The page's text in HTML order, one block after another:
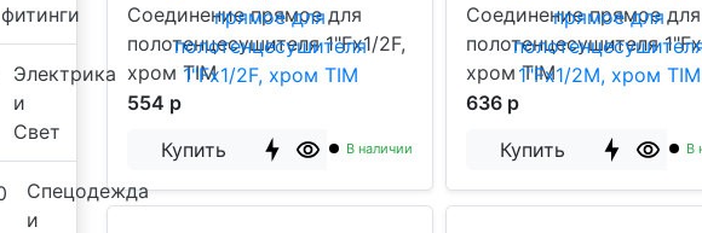
фитинги
Электрика
и
Свет
Спецодежда
и
Соединение прямое для
полотенцесушителя 1"Fx1/2F,
хром TIM
554 р
Купить
В наличии
Соединение прямое для
полотенцесушителя
хром TIM
636 р
Купить
В